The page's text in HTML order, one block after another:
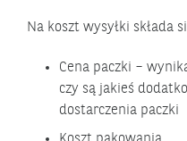
Na koszt wysyłki składa
Cena paczki –
czy są jakieś
dostarczenia paczki